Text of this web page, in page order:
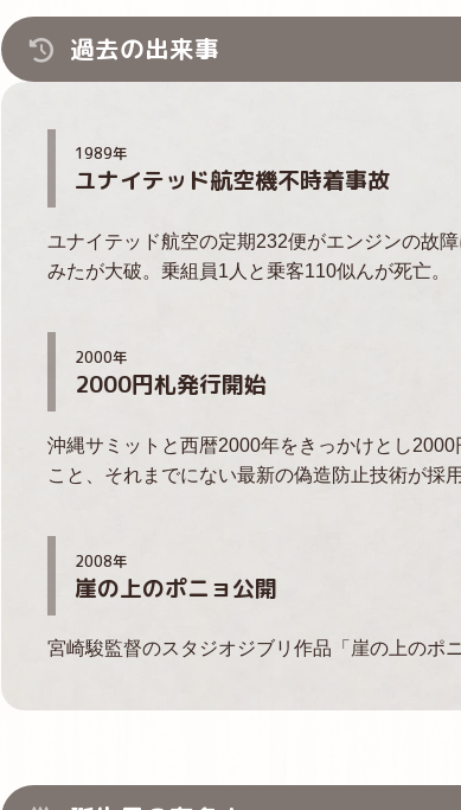
過去の出来事
1989年
ユナイテッド航空機不時着事故
ユナイテッド航空の定期232便がエンジンの故
みたが大破。乗組員1人と乗客110似んが死亡。
2000年
2000円札発行開始
沖縄サミットと西暦2000年をきっかけとし
こと、それまでにない最新の偽造防止技術が採
2008年
崖の上のポニョ公開
宮崎駿監督のスタジオジブリ作品「崖の上のポ